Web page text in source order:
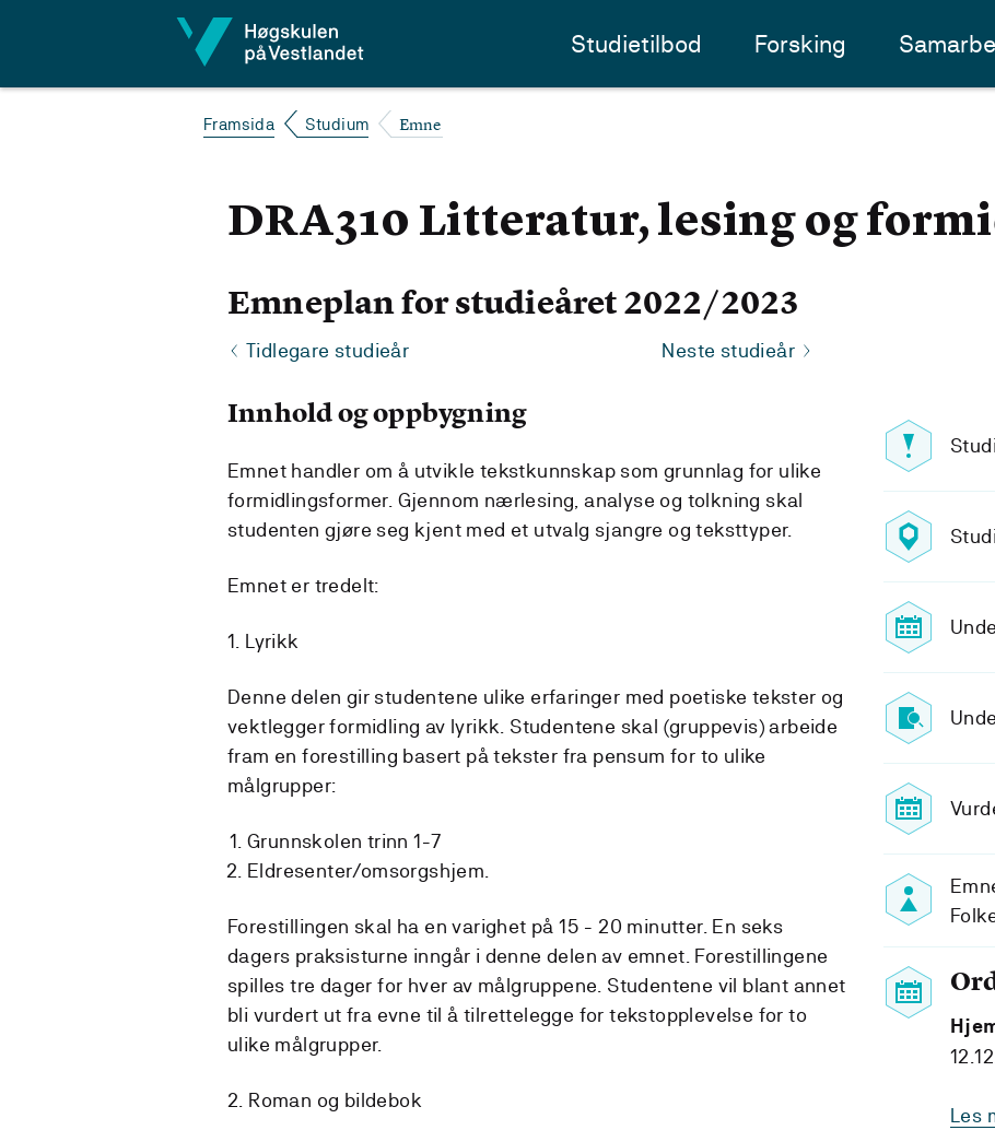
Studietilbod Forsking
Framsida Studium Emne
DRA310 Litteratur, lesing og
Emneplan for studieåret 2022/2023
Tidlegare studieår Neste studieår
Les
Innhold og oppbygning
Emnet handler om å utvikle tekstkunnskap som grunnlag for ulike
formidlingsformer. Gjennom nærlesing, analyse og tolkning skal
studenten gjøre seg kjent med et utvalg sjangre og teksttyper.
Emnet er tredelt:
1. Lyrikk
Denne delen gir studentene ulike erfaringer med poetiske tekster og
vektlegger formidling av lyrikk. Studentene skal (gruppevis) arbeide
fram en forestilling basert på tekster fra pensum for to ulike
målgrupper:
Grunnskolen trinn 1-7
Eldresenter/omsorgshjem.
Forestillingen skal ha en varighet på 15 - 20 minutter. En seks
dagers praksisturne inngår i denne delen av emnet. Forestillingene
spilles tre dager for hver av målgruppene. Studentene vil blant annet
bli vurdert ut fra evne til å tilrettelegge for tekstopplevelse for to
ulike målgrupper.
2. Roman og bildebok